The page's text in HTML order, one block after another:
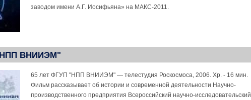
заводом имени А.Г. Иосифьяна» на МАКС-2011.
ВНИИЭМ"
65 лет ФГУП "НПП ВНИИЭМ" — телестудия Роскосмоса, 2006. Хр. - 16 мин.
Фильм рассказывает об истории и современной деятельности Научно-
производственного предприятия Всероссийский научно-исследовательский